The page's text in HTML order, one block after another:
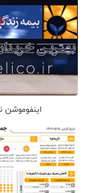
اینفوموشن